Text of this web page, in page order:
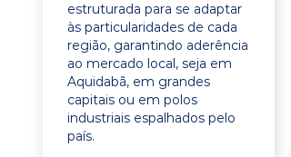
estruturada para se adaptar
às particularidades de cada
região, garantindo aderência
ao mercado local, seja em
Aquidabã, em grandes
capitais ou em polos
industriais espalhados pelo
país.